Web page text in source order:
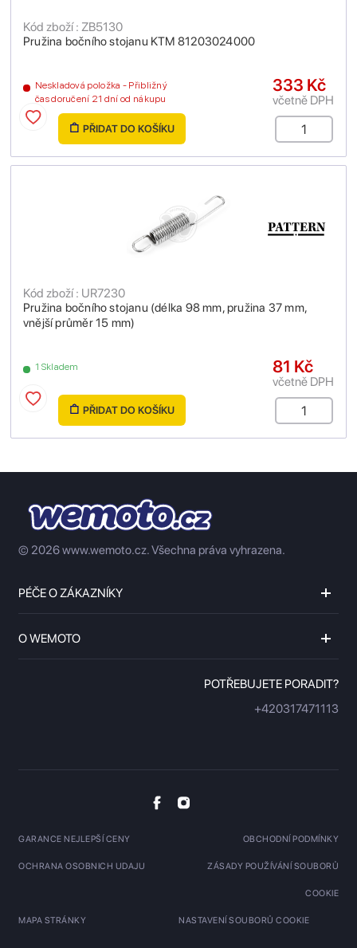
Pružina bočního stojanu KTM 81203024000
Kód zboží : ZB5130
Neskladová položka - Přibližný
čas doručení 21 dní od nákupu
333 Kč
včetně DPH
PŘIDAT DO KOŠÍKU
Pružina bočního stojanu (délka 98 mm, pružina 37 mm,
vnější průměr 15 mm)
Kód zboží : UR7230
1 Skladem 81 Kč
včetně DPH
PŘIDAT DO KOŠÍKU
© 2026 www.wemoto.cz.Všechna práva vyhrazena.
PÉČE O ZÁKAZNÍKY
O WEMOTO
POTŘEBUJETE PORADIT?
+420317471113
GARANCE NEJLEPŠÍ CENY OBCHODNÍ PODMÍNKY
OCHRANA OSOBNICH UDAJU ZÁSADY POUŽÍVÁNÍ SOUBORŮ
COOKIE
MAPA STRÁNKY NASTAVENÍ SOUBORŮ COOKIE